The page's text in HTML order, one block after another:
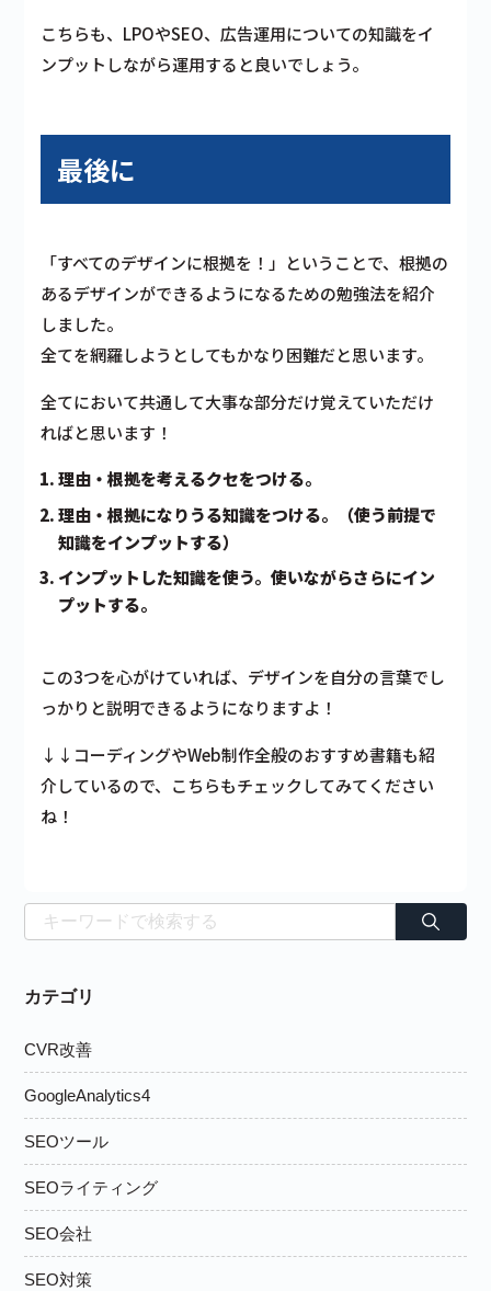
こちらも、LPOやSEO、広告運用についての知識をイ
ンプットしながら運用すると良いでしょう。
最後に
「すべてのデザインに根拠を！」ということで、根拠の
あるデザインができるようになるための勉強法を紹介
しました。
全てを網羅しようとしてもかなり困難だと思います。
全てにおいて共通して大事な部分だけ覚えていただけ
ればと思います！
理由・根拠を考えるクセをつける。
理由・根拠になりうる知識をつける。（使う前提で
知識をインプットする）
インプットした知識を使う。使いながらさらにイン
プットする。
この3つを心がけていれば、デザインを自分の言葉でし
っかりと説明できるようになりますよ！
↓↓コーディングやWeb制作全般のおすすめ書籍も紹
介しているので、こちらもチェックしてみてください
ね！
カテゴリ
CVR改善
GoogleAnalytics4
SEOツール
SEOライティング
SEO会社
SEO対策